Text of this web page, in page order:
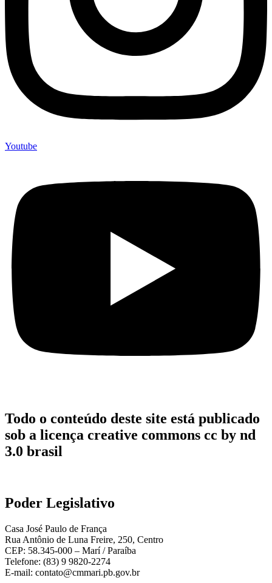
Youtube
Todo o conteúdo deste site está publicado
sob a licença creative commons cc by nd
3.0 brasil
Poder Legislativo
Casa José Paulo de França
Rua Antônio de Luna Freire, 250, Centro
CEP: 58.345-000 – Marí / Paraíba
Telefone: (83) 9 9820-2274
E-mail: contato@cmmari.pb.gov.br